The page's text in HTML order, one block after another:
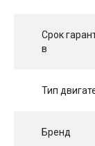
Срок
в
Тип
Бренд